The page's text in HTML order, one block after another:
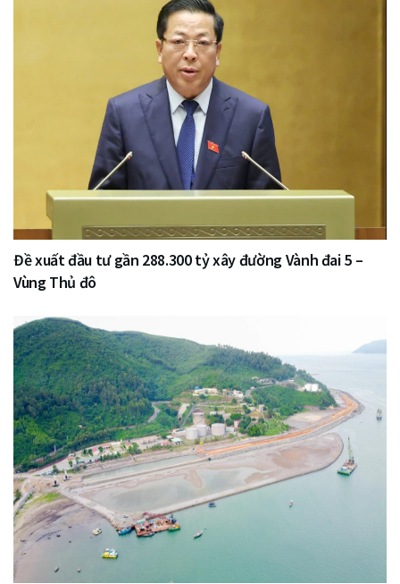
Đề xuất đầu tư gần 288.300 tỷ xây đường Vành đai 5 –
Vùng Thủ đô